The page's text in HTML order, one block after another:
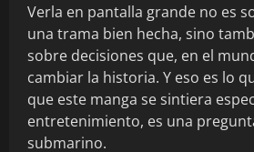
Verla en pantalla grande no es
una trama bien hecha, sino
sobre decisiones que, en el
cambiar la historia. Y eso es lo
que este manga se sintiera
entretenimiento, es una
submarino.